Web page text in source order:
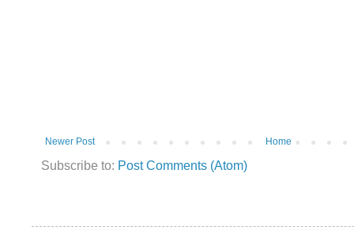
Newer Post Home
Subscribe to: Post Comments (Atom)